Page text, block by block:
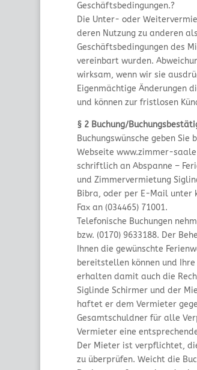
Geschäftsbedingungen.?
Die Unter- oder
deren Nutzung zu anderen
Geschäftsbedingungen des
vereinbart wurden.
wirksam, wenn wir sie
Eigenmächtige Änderungen
und können zur fristlosen
§ 2 Buchung/
Buchungswünsche geben
Webseite www.zimmer-
schriftlich an Abspanne –
und Zimmervermietung
Bibra, oder per E-Mail
Fax an (034465) 71001.
Telefonische Buchungen
bzw. (0170) 9633188. Der
Ihnen die gewünschte
bereitstellen können und
erhalten damit auch die
Siglinde Schirmer und der
haftet er dem Vermieter
Gesamtschuldner für alle
Vermieter eine
Der Mieter ist verpflichtet,
zu überprüfen. Weicht die